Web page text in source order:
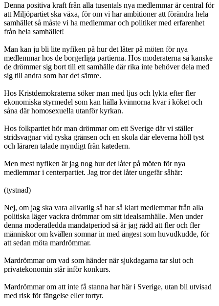
Denna positiva kraft från alla tusentals nya medlemmar är central för
att Miljöpartiet ska växa, för om vi har ambitioner att förändra hela
samhället så måste vi ha medlemmar och politiker med erfarenhet
från hela samhället!
Man kan ju bli lite nyfiken på hur det låter på möten för nya
medlemmar hos de borgerliga partierna. Hos moderaterna så kanske
de drömmer sig bort till ett samhälle där rika inte behöver dela med
sig till andra som har det sämre.
Hos Kristdemokraterna söker man med ljus och lykta efter fler
ekonomiska styrmedel som kan hålla kvinnorna kvar i köket och
såna där homosexuella utanför kyrkan.
Hos folkpartiet hör man drömmar om ett Sverige där vi ställer
stridsvagnar vid ryska gränsen och en skola där eleverna höll tyst
och läraren talade myndigt från katedern.
Men mest nyfiken är jag nog hur det låter på möten för nya
medlemmar i centerpartiet. Jag tror det låter ungefär såhär:
(tystnad)
Nej, om jag ska vara allvarlig så har så klart medlemmar från alla
politiska läger vackra drömmar om sitt idealsamhälle. Men under
denna moderatledda mandatperiod så är jag rädd att fler och fler
människor om kvällen somnar in med ångest som huvudkudde, för
att sedan möta mardrömmar.
Mardrömmar om vad som händer när sjukdagarna tar slut och
privatekonomin står inför konkurs.
Mardrömmar om att inte få stanna har här i Sverige, utan bli utvisad
med risk för fängelse eller tortyr.